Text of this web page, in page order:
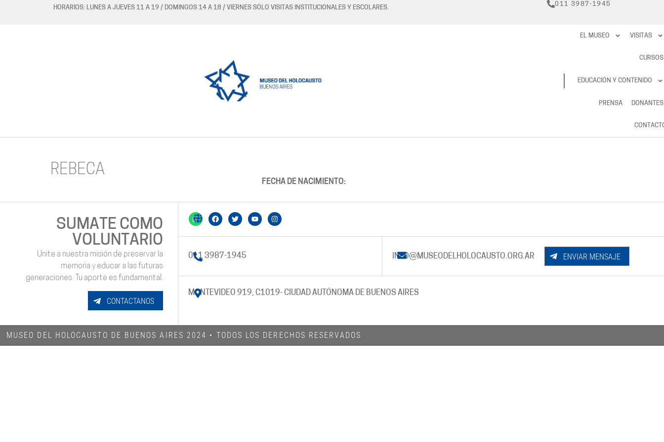
HORARIOS: LUNES A JUEVES 11 A 19 / DOMINGOS 14 A 18 / VIERNES SÓLO VISITAS INSTITUCIONALES Y ESCOLARES.
011 3987-1945
RESERVAS
EL MUSEO VISITAS
CURSOS
EDUCACIÓN Y CONTENIDO
PRENSA DONANTES
REBECA
FECHA DE NACIMIENTO:
SUMATE COMO
VOLUNTARIO
Unite a nuestra misión de preservar la
memoria y educar a las futuras
generaciones. Tu aporte es fundamental.
CONTACTANOS
011 3987-1945 INFO@MUSEODELHOLOCAUSTO.ORG.AR ENVIAR MENSAJE
MONTEVIDEO 919, C1019- CIUDAD AUTÓNOMA DE BUENOS AIRES
MUSEO DEL HOLOCAUSTO DE BUENOS AIRES 2024​ • TODOS LOS DERECHOS RESERVADOS